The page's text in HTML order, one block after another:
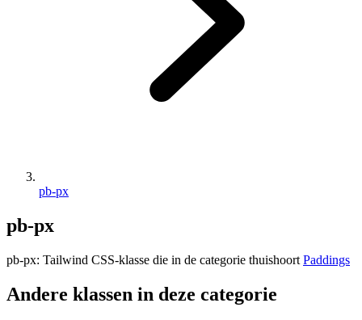
pb-px
pb-px
pb-px: Tailwind CSS-klasse die in de categorie thuishoort Paddings
Andere klassen in deze categorie